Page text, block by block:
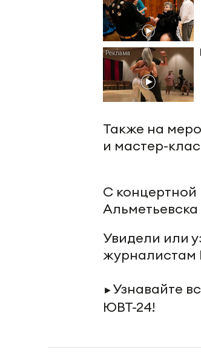
Также на
и мастер-
С концертной
Увидели или
журналистам
► Узнавайте
ЮВТ-24!